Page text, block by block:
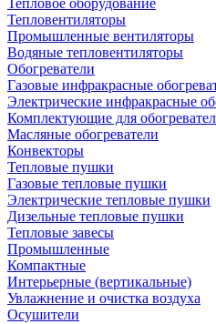
Тепловое оборудование
Тепловентиляторы
Промышленные вентиляторы
Водяные тепловентиляторы
Обогреватели
Газовые инфракрасные
Электрические инфракрасные
Комплектующие для
Масляные обогреватели
Конвекторы
Тепловые пушки
Газовые тепловые пушки
Электрические тепловые пушки
Дизельные тепловые пушки
Тепловые завесы
Промышленные
Компактные
Интерьерные (вертикальные)
Увлажнение и очистка воздуха
Осушители